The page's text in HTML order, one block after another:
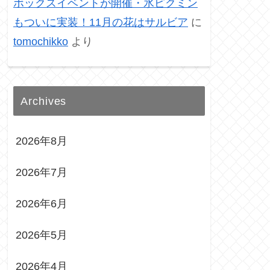
ボックスイベントが開催・氷ピクミン
もついに実装！11月の花はサルビア に
tomochikko より
Archives
2026年8月
2026年7月
2026年6月
2026年5月
2026年4月